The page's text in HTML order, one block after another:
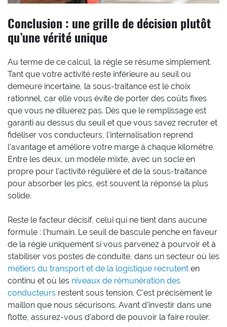
Conclusion : une grille de décision plutôt
qu’une vérité unique
Au terme de ce calcul, la règle se résume simplement.
Tant que votre activité reste inférieure au seuil ou
demeure incertaine, la sous-traitance est le choix
rationnel, car elle vous évite de porter des coûts fixes
que vous ne diluerez pas. Dès que le remplissage est
garanti au dessus du seuil et que vous savez recruter et
fidéliser vos conducteurs, l’internalisation reprend
l’avantage et améliore votre marge à chaque kilomètre.
Entre les deux, un modèle mixte, avec un socle en
propre pour l’activité régulière et de la sous-traitance
pour absorber les pics, est souvent la réponse la plus
solide.
Reste le facteur décisif, celui qui ne tient dans aucune
formule : l’humain. Le seuil de bascule penche en faveur
de la régie uniquement si vous parvenez à pourvoir et à
stabiliser vos postes de conduite, dans un secteur où les
métiers du transport et de la logistique recrutent en
continu et où les niveaux de rémunération des
conducteurs restent sous tension. C’est précisément le
maillon que nous sécurisons. Avant d’investir dans une
flotte, assurez-vous d’abord de pouvoir la faire rouler.